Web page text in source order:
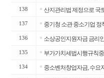
138 ■ 산지관리법 제정으로 국
137 ■ 중기청 소관 중소기업 정
136 ■ 소상공인지원자금 금리
135 ■ 부가가치세법시행규칙
134 ■ 중소벤처창업자금, 수요